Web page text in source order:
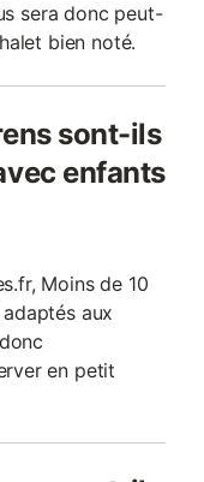
sera donc peut-
bien noté.
sont-ils
enfants
Moins de 10
aux
en petit